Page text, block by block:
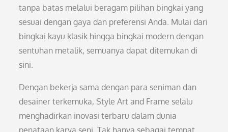
tanpa batas melalui beragam pilihan bingkai yang
sesuai dengan gaya dan preferensi Anda. Mulai dari
bingkai kayu klasik hingga bingkai modern dengan
sentuhan metalik, semuanya dapat ditemukan di
sini.
Dengan bekerja sama dengan para seniman dan
desainer terkemuka, Style Art and Frame selalu
menghadirkan inovasi terbaru dalam dunia
penataan karya seni. Tak hanya sebagai tempat